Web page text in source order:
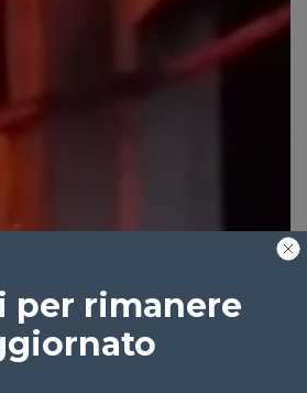
per rimanere